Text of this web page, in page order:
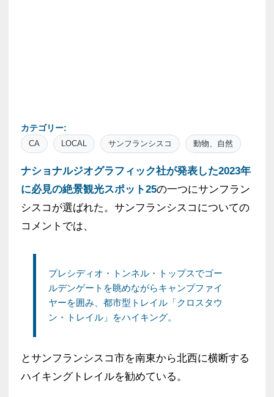
カテゴリー:
CA LOCAL サンフランシスコ 動物、自然
ナショナルジオグラフィック社が発表した2023年
に必見の絶景観光スポット25の一つにサンフラン
シスコが選ばれた。サンフランシスコについての
コメントでは、
プレシディオ・トンネル・トップスでゴー
ルデンゲートを眺めながらキャンプファイ
ヤーを囲み、都市型トレイル「クロスタウ
ン・トレイル」をハイキング。
とサンフランシスコ市を南東から北西に横断する
ハイキングトレイルを勧めている。